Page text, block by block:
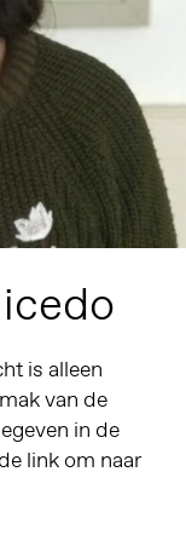
is alleen
van de
in de
link om naar